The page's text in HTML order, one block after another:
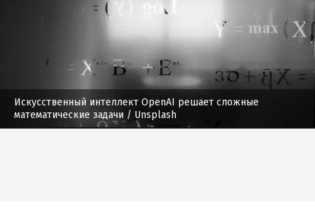
Искусственный интеллект OpenAI решает сложные
математические задачи / Unsplash